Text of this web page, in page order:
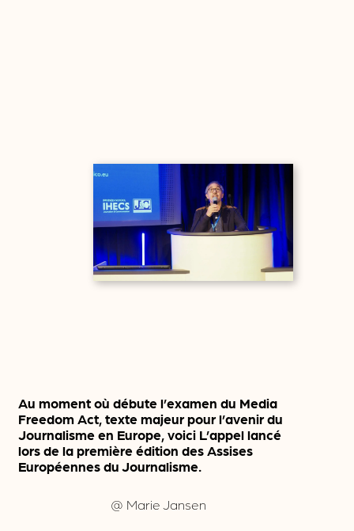
Au moment où débute l’examen du Media
Freedom Act, texte majeur pour l’avenir du
Journalisme en Europe, voici L’appel lancé
lors de la première édition des Assises
Européennes du Journalisme.
@ Marie Jansen